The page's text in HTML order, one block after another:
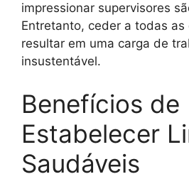
impressionar supervisores
Entretanto, ceder a todas
resultar em uma carga de
insustentável.
Benefícios de
Estabelecer
Saudáveis